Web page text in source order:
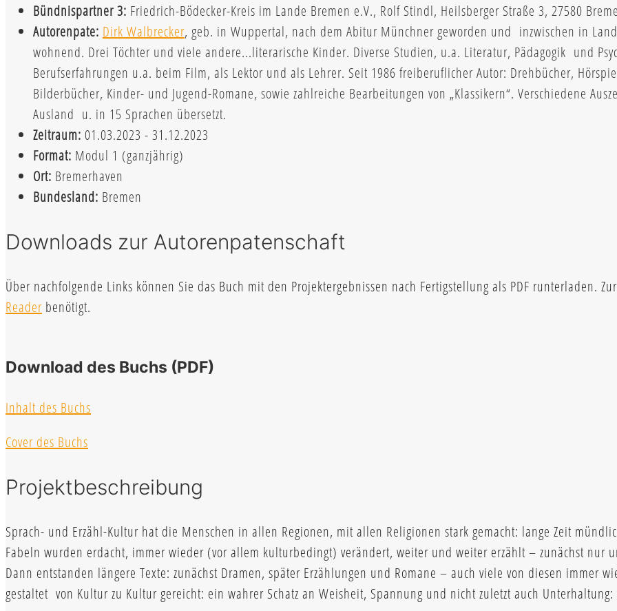
Bündnispartner 3: Friedrich-Bödecker-Kreis im Lande Bremen e.V., Rolf Stindl, Heilsberger Straße 3, 27580
Autorenpate: Dirk Walbrecker, geb. in Wuppertal, nach dem Abitur Münchner geworden und inzwischen in
wohnend. Drei Töchter und viele andere...literarische Kinder. Diverse Studien, u.a. Literatur, Pädagogik und
Berufserfahrungen u.a. beim Film, als Lektor und als Lehrer. Seit 1986 freiberuflicher Autor: Drehbücher,
Bilderbücher, Kinder- und Jugend-Romane, sowie zahlreiche Bearbeitungen von „Klassikern“. Verschiedene
Ausland u. in 15 Sprachen übersetzt.
Zeitraum: 01.03.2023 - 31.12.2023
Format: Modul 1 (ganzjährig)
Ort: Bremerhaven
Bundesland: Bremen
Downloads zur Autorenpatenschaft
Über nachfolgende Links können Sie das Buch mit den Projektergebnissen nach Fertigstellung als PDF runterladen.
Reader benötigt.
Download des Buchs (PDF)
Inhalt des Buchs
Cover des Buchs
Projektbeschreibung
Sprach- und Erzähl-Kultur hat die Menschen in allen Regionen, mit allen Religionen stark gemacht: lange Zeit
Fabeln wurden erdacht, immer wieder (vor allem kulturbedingt) verändert, weiter und weiter erzählt – zunächst nur
Dann entstanden längere Texte: zunächst Dramen, später Erzählungen und Romane – auch viele von diesen immer
gestaltet von Kultur zu Kultur gereicht: ein wahrer Schatz an Weisheit, Spannung und nicht zuletzt auch Unterhaltung: